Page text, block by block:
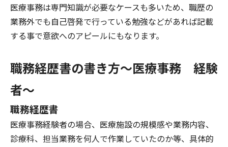
医療事務は専門知識が必要なケースも多いため、職歴の
業務外でも自己啓発で行っている勉強などがあれば記載
する事で意欲へのアピールにもなります。
職務経歴書の書き方～医療事務 経験
者～
職務経歴書
医療事務経験者の場合、医療施設の規模感や業務内容、
診療科、担当業務を何人で作業していたのか等、具体的